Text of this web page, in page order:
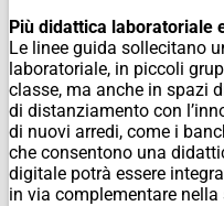
Più didattica laboratoriale
Le linee guida sollecitano
laboratoriale, in piccoli
classe, ma anche in spazi
di distanziamento con
di nuovi arredi, come i
che consentono una
digitale potrà essere
in via complementare